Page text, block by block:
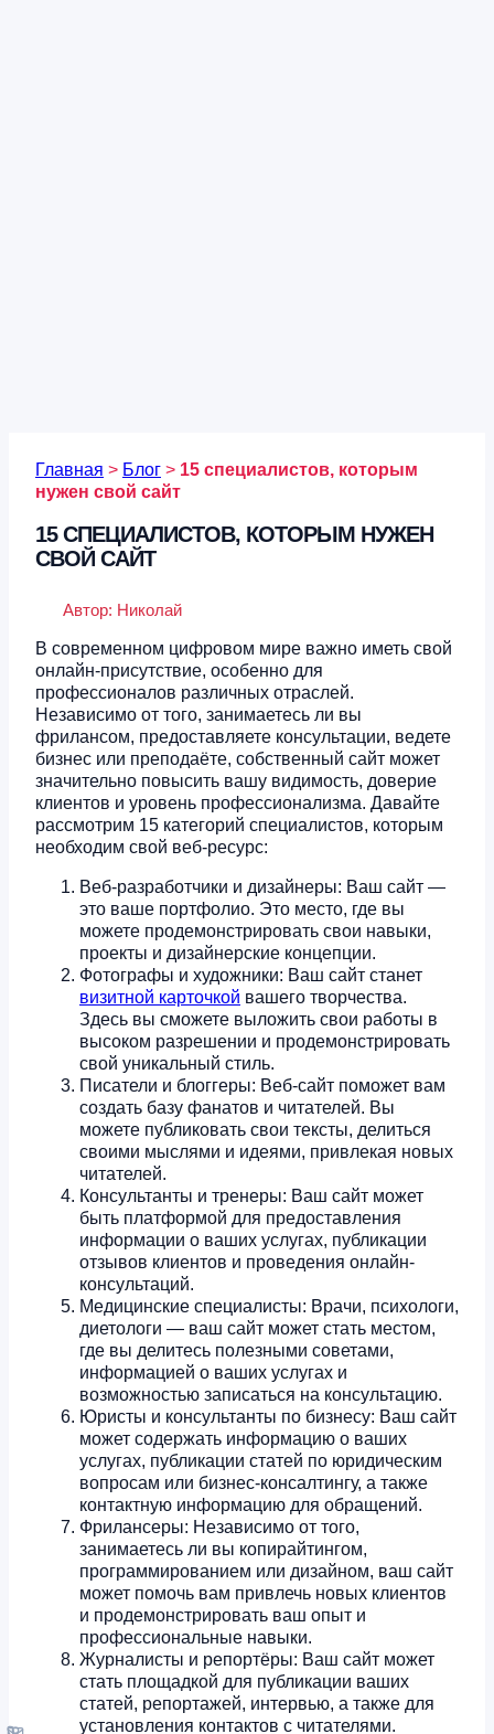
Главная > Блог > 15 специалистов, которым
нужен свой сайт
15 СПЕЦИАЛИСТОВ, КОТОРЫМ НУЖЕН
СВОЙ САЙТ
Автор: Николай
В современном цифровом мире важно иметь свой
онлайн-присутствие, особенно для
профессионалов различных отраслей.
Независимо от того, занимаетесь ли вы
фрилансом, предоставляете консультации, ведете
бизнес или преподаёте, собственный сайт может
значительно повысить вашу видимость, доверие
клиентов и уровень профессионализма. Давайте
рассмотрим 15 категорий специалистов, которым
необходим свой веб-ресурс:
Веб-разработчики и дизайнеры: Ваш сайт —
это ваше портфолио. Это место, где вы
можете продемонстрировать свои навыки,
проекты и дизайнерские концепции.
Фотографы и художники: Ваш сайт станет
визитной карточкой вашего творчества.
Здесь вы сможете выложить свои работы в
высоком разрешении и продемонстрировать
свой уникальный стиль.
Писатели и блоггеры: Веб-сайт поможет вам
создать базу фанатов и читателей. Вы
можете публиковать свои тексты, делиться
своими мыслями и идеями, привлекая новых
читателей.
Консультанты и тренеры: Ваш сайт может
быть платформой для предоставления
информации о ваших услугах, публикации
отзывов клиентов и проведения онлайн-
консультаций.
Медицинские специалисты: Врачи, психологи,
диетологи — ваш сайт может стать местом,
где вы делитесь полезными советами,
информацией о ваших услугах и
возможностью записаться на консультацию.
Юристы и консультанты по бизнесу: Ваш сайт
может содержать информацию о ваших
услугах, публикации статей по юридическим
вопросам или бизнес-консалтингу, а также
контактную информацию для обращений.
Фрилансеры: Независимо от того,
занимаетесь ли вы копирайтингом,
программированием или дизайном, ваш сайт
может помочь вам привлечь новых клиентов
и продемонстрировать ваш опыт и
профессиональные навыки.
Журналисты и репортёры: Ваш сайт может
стать площадкой для публикации ваших
статей, репортажей, интервью, а также для
установления контактов с читателями.